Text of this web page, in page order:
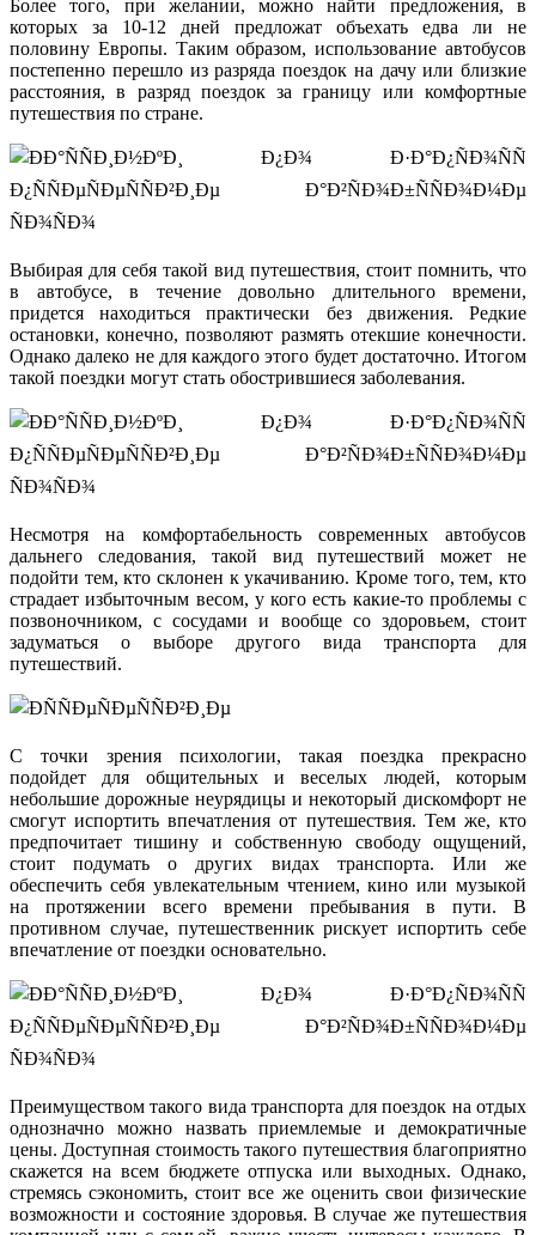
Более того, при желании, можно найти предложения, в
которых за 10-12 дней предложат объехать едва ли не
половину Европы. Таким образом, использование автобусов
постепенно перешло из разряда поездок на дачу или близкие
расстояния, в разряд поездок за границу или комфортные
путешествия по стране.
Выбирая для себя такой вид путешествия, стоит помнить, что
в автобусе, в течение довольно длительного времени,
придется находиться практически без движения. Редкие
остановки, конечно, позволяют размять отекшие конечности.
Однако далеко не для каждого этого будет достаточно. Итогом
такой поездки могут стать обострившиеся заболевания.
Несмотря на комфортабельность современных автобусов
дальнего следования, такой вид путешествий может не
подойти тем, кто склонен к укачиванию. Кроме того, тем, кто
страдает избыточным весом, у кого есть какие-то проблемы с
позвоночником, с сосудами и вообще со здоровьем, стоит
задуматься о выборе другого вида транспорта для
путешествий.
С точки зрения психологии, такая поездка прекрасно
подойдет для общительных и веселых людей, которым
небольшие дорожные неурядицы и некоторый дискомфорт не
смогут испортить впечатления от путешествия. Тем же, кто
предпочитает тишину и собственную свободу ощущений,
стоит подумать о других видах транспорта. Или же
обеспечить себя увлекательным чтением, кино или музыкой
на протяжении всего времени пребывания в пути. В
противном случае, путешественник рискует испортить себе
впечатление от поездки основательно.
Преимуществом такого вида транспорта для поездок на отдых
однозначно можно назвать приемлемые и демократичные
цены. Доступная стоимость такого путешествия благоприятно
скажется на всем бюджете отпуска или выходных. Однако,
стремясь сэкономить, стоит все же оценить свои физические
возможности и состояние здоровья. В случае же путешествия